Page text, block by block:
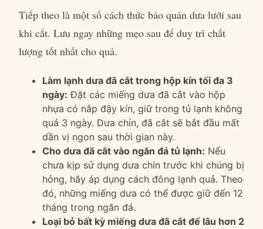
Tiếp theo là một số cách thức bảo quản dưa lưới sau
khi cắt. Lưu ngay những mẹo sau để duy trì chất
lượng tốt nhất cho quả.
Làm lạnh dưa đã cắt trong hộp kín tối đa 3
ngày: Đặt các miếng dưa đã cắt vào hộp
nhựa có nắp đậy kín, giữ trong tủ lạnh không
quá 3 ngày. Dưa chín, đã cắt sẽ bắt đầu mất
dần vị ngon sau thời gian này.
Cho dưa đã cắt vào ngăn đá tủ lạnh: Nếu
chưa kịp sử dụng dưa chín trước khi chúng bị
hỏng, hãy áp dụng cách đông lạnh quả. Theo
đó, những miếng dưa có thể được giữ đến 12
tháng trong ngăn đá.
Loại bỏ bất kỳ miếng dưa đã cắt để lâu hơn 2